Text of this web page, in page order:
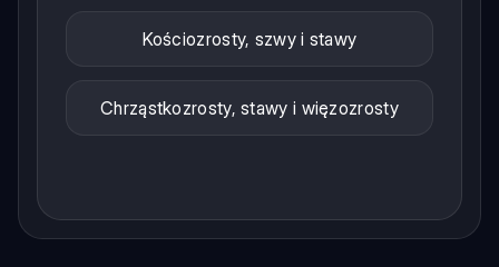
Kościozrosty, szwy i stawy
Chrząstkozrosty, stawy i więzozrosty